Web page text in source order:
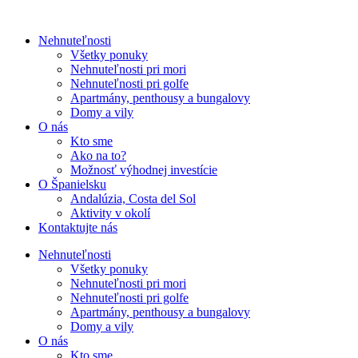
Nehnuteľnosti
Všetky ponuky
Nehnuteľnosti pri mori
Nehnuteľnosti pri golfe
Apartmány, penthousy a bungalovy
Domy a vily
O nás
Kto sme
Ako na to?
Možnosť výhodnej investície
O Španielsku
Andalúzia, Costa del Sol
Aktivity v okolí
Kontaktujte nás
Nehnuteľnosti
Všetky ponuky
Nehnuteľnosti pri mori
Nehnuteľnosti pri golfe
Apartmány, penthousy a bungalovy
Domy a vily
O nás
Kto sme